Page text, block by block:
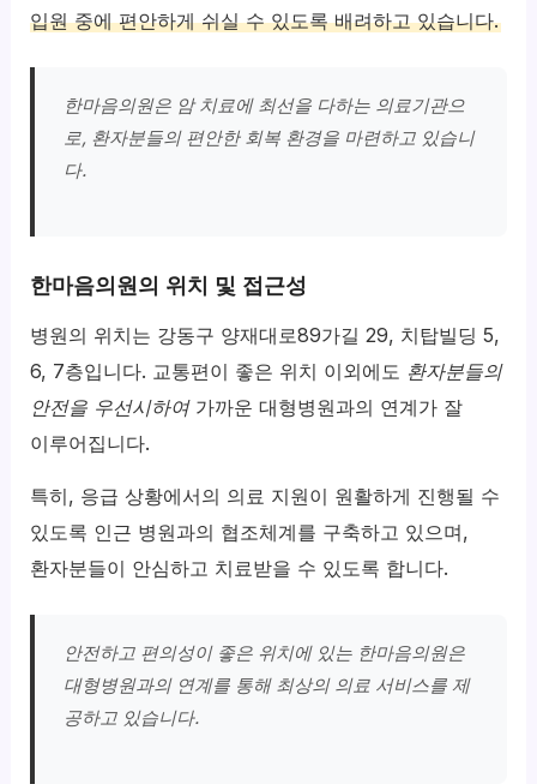
입원 중에 편안하게 쉬실 수 있도록 배려하고 있습니다.
한마음의원은 암 치료에 최선을 다하는 의료기관으
로, 환자분들의 편안한 회복 환경을 마련하고 있습니
다.
한마음의원의 위치 및 접근성
병원의 위치는 강동구 양재대로89가길 29, 치탑빌딩 5,
6, 7층입니다. 교통편이 좋은 위치 이외에도 환자분들의
안전을 우선시하여가까운 대형병원과의 연계가 잘
이루어집니다.
특히, 응급 상황에서의 의료 지원이 원활하게 진행될 수
있도록 인근 병원과의 협조체계를 구축하고 있으며,
환자분들이 안심하고 치료받을 수 있도록 합니다.
안전하고 편의성이 좋은 위치에 있는 한마음의원은
대형병원과의 연계를 통해 최상의 의료 서비스를 제
공하고 있습니다.